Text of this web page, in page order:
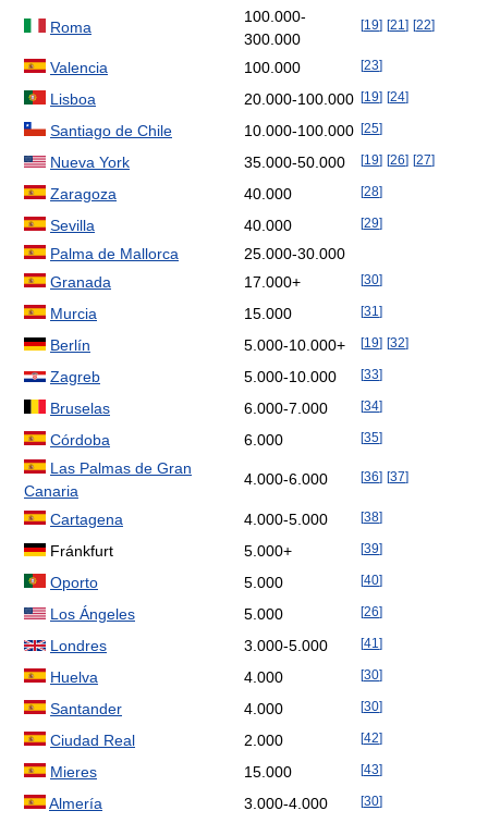
Roma
100.000-
300.000
[19] [21 ] [22]
Valencia 100.000 [23]
Lisboa 20.000-100.000 [19] [24]
Santiago de Chile 10.000-100.000 [25]
Nueva York 35.000-50.000 [19] [26] [27]
Zaragoza 40.000 [28]
Sevilla 40.000 [29]
Palma de Mallorca
25.000-30.000
Granada
17.000+ [30]
Murcia 15.000 [31 ]
Berlín 5.000-10.000+ [19] [32]
Zagreb 5.000-10.000 [33]
Bruselas 6.000-7.000 [34]
Córdoba 6.000 [35]
Las Palmas de Gran
Canaria
4.000-6.000 [36] [37]
Cartagena 4.000-5.000 [38]
Fránkfurt 5.000+ [39]
Oporto 5.000 [40]
Los Ángeles 5.000 [26]
Londres 3.000-5.000 [41 ]
Huelva 4.000 [30]
Santander 4.000 [30]
Ciudad Real 2.000 [42]
Mieres 15.000 [43]
Almería 3.000-4.000 [30]